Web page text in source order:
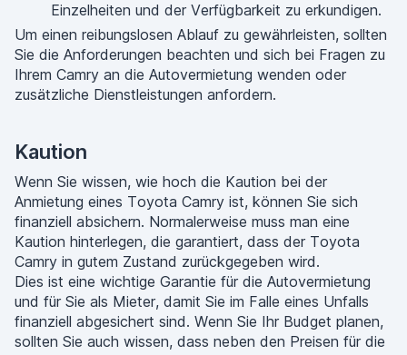
Einzelheiten und der Verfügbarkeit zu erkundigen.
Um einen reibungslosen Ablauf zu gewährleisten, sollten
Sie die Anforderungen beachten und sich bei Fragen zu
Ihrem Camry an die Autovermietung wenden oder
zusätzliche Dienstleistungen anfordern.
Kaution
Wenn Sie wissen, wie hoch die Kaution bei der
Anmietung eines Toyota Camry ist, können Sie sich
finanziell absichern. Normalerweise muss man eine
Kaution hinterlegen, die garantiert, dass der Toyota
Camry in gutem Zustand zurückgegeben wird.
Dies ist eine wichtige Garantie für die Autovermietung
und für Sie als Mieter, damit Sie im Falle eines Unfalls
finanziell abgesichert sind. Wenn Sie Ihr Budget planen,
sollten Sie auch wissen, dass neben den Preisen für die